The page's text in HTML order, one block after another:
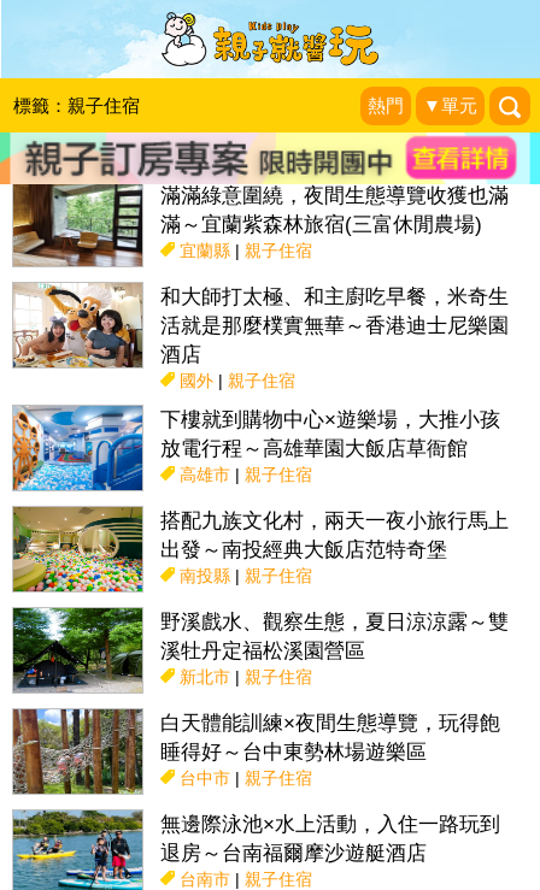
標籤：親子住宿 熱門 ▼單元
搜尋目前位置》
話題： 親子活動＆展覽 親子餐廳 特色國小 親子露營地
滿滿綠意圍繞，夜間生態導覽收獲也滿
滿～宜蘭紫森林旅宿(三富休閒農場)
宜蘭縣| 親子住宿
和大師打太極、和主廚吃早餐，米奇生
活就是那麼樸實無華～香港迪士尼樂園
酒店
國外| 親子住宿
下樓就到購物中心×遊樂場，大推小孩
放電行程～高雄華園大飯店草衙館
高雄市| 親子住宿
搭配九族文化村，兩天一夜小旅行馬上
出發～南投經典大飯店范特奇堡
南投縣| 親子住宿
野溪戲水、觀察生態，夏日涼涼露～雙
溪牡丹定福松溪園營區
新北市| 親子住宿
白天體能訓練×夜間生態導覽，玩得飽
睡得好～台中東勢林場遊樂區
台中市| 親子住宿
無邊際泳池×水上活動，入住一路玩到
退房～台南福爾摩沙遊艇酒店
台南市| 親子住宿